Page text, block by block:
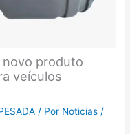
novo produto
veículos
/ Por Noticias /